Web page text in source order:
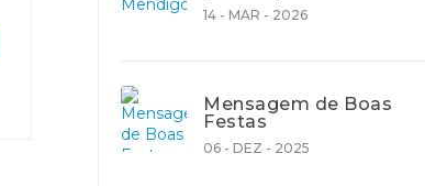
14 - MAR - 2026
Mensagem de Boas
Festas
06 - DEZ - 2025